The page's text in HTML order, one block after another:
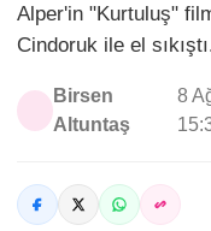
Alper'in "Kurtuluş"
Cindoruk ile el
Birsen
Altuntaş
8